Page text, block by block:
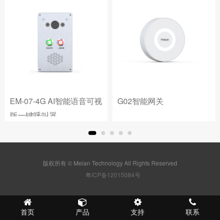
EM-07-4G AI智能语音可视
版一键呼叫器
G02智能网关
版权所有 © Meian Technology All Rights Reserved
粤ICP备12015084号
首页 产品 支持 联系